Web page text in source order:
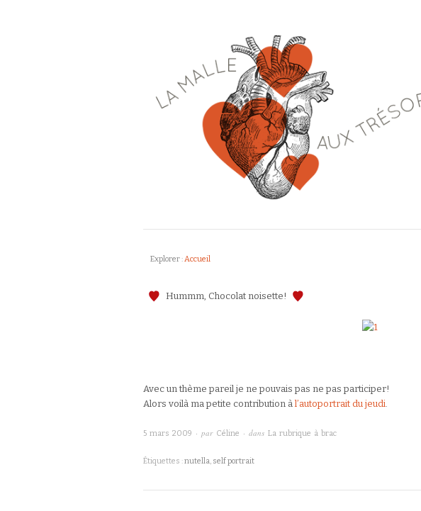
Explorer :Accueil
Hummm, Chocolat noisette!
Avec un thème pareil je ne pouvais pas ne pas participer!
Alors voilà ma petite contribution à l’autoportrait du jeudi.
5 mars 2009 · par Céline · dans La rubrique à brac
Étiquettes :nutella, self portrait